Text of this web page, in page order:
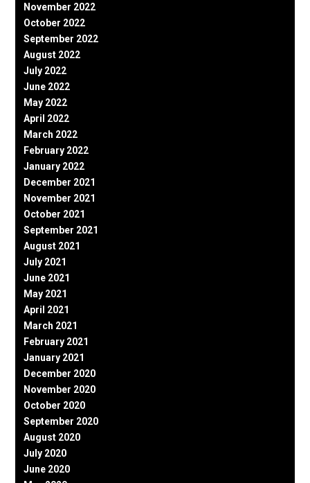
November 2022
October 2022
September 2022
August 2022
July 2022
June 2022
May 2022
April 2022
March 2022
February 2022
January 2022
December 2021
November 2021
October 2021
September 2021
August 2021
July 2021
June 2021
May 2021
April 2021
March 2021
February 2021
January 2021
December 2020
November 2020
October 2020
September 2020
August 2020
July 2020
June 2020